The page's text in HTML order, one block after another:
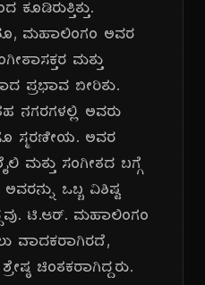
ಕೂಡಿರುತ್ತಿತ್ತು.
ಮಹಾಲಿಂಗಂ ಅವರ
ಮತ್ತು
ಪ್ರಭಾವ ಬೀರಿತು.
ನಗರಗಳಲ್ಲಿ ಅವರು
ಸ್ಮರಣೀಯ. ಅವರ
ಮತ್ತು ಸಂಗೀತದ ಬಗ್ಗೆ
ಒಬ್ಬ ವಿಶಿಷ್ಟ
ಟಿ.ಆರ್. ಮಹಾಲಿಂಗಂ
ವಾದಕರಾಗಿರದೆ,
ಚಿಂತಕರಾಗಿದ್ದರು.